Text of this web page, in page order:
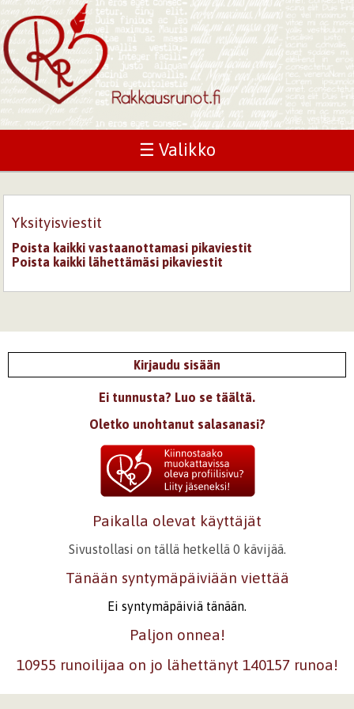
☰ Valikko
Yksityisviestit
Poista kaikki vastaanottamasi pikaviestit
Poista kaikki lähettämäsi pikaviestit
Kirjaudu sisään
Ei tunnusta? Luo se täältä.
Oletko unohtanut salasanasi?
Paikalla olevat käyttäjät
Sivustollasi on tällä hetkellä 0 kävijää.
Tänään syntymäpäiviään viettää
Ei syntymäpäiviä tänään.
Paljon onnea!
10955 runoilijaa on jo lähettänyt 140157 runoa!